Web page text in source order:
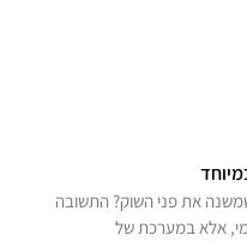
את פני השוק? התשובה
אלא במערכת של